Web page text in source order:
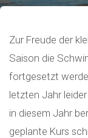
Zur Freude der
Saison die
fortgesetzt
letzten Jahr
in diesem Jahr
geplante Kurs